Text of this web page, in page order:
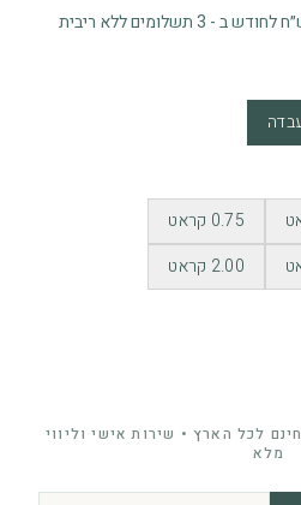
0.75 קראט
2.00 קראט
לכל הארץ • שירות אישי וליווי
מלא